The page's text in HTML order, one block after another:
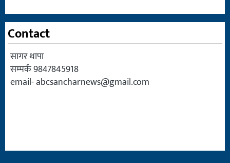
Contact
सागर थापा
सम्पर्क 9847845918
email-abcsancharnews@gmail.com